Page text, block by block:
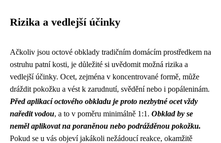
Rizika a vedlejší účinky
Ačkoliv jsou octové obklady tradičním domácím prostředkem na
ostruhu patní kosti, je důležité si uvědomit možná rizika a
vedlejší účinky. Ocet, zejména v koncentrované formě, může
dráždit pokožku a vést k zarudnutí, svědění nebo i popáleninám.
Před aplikací octového obkladu je proto nezbytné ocet vždy
naředit vodou, a to v poměru minimálně 1:1. Obklad by se
neměl aplikovat na poraněnou nebo podrážděnou pokožku.
Pokud se u vás objeví jakákoli nežádoucí reakce, okamžitě